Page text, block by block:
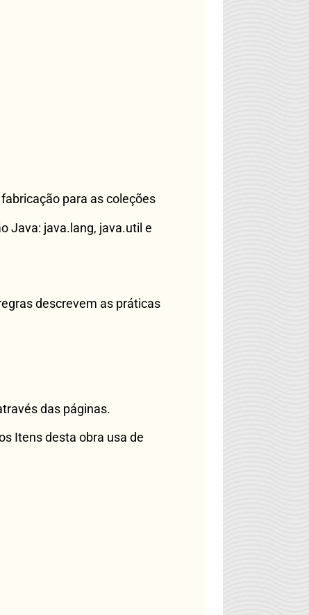
para as coleções
Java: java.lang, java.util e
descrevem as práticas
das páginas.
Itens desta obra usa de